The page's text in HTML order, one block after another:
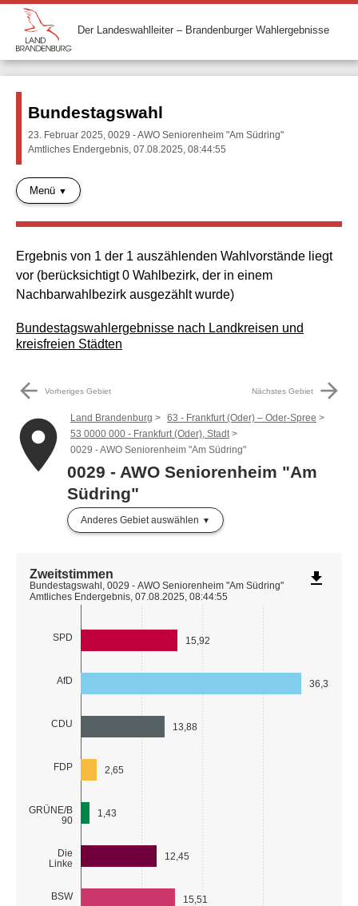
Der Landeswahlleiter – Brandenburger Wahlergebnisse
Bundestagswahl
23. Februar 2025, 0029 - AWO Seniorenheim "Am Südring"
Amtliches Endergebnis, 07.08.2025, 08:44:55
Menü
Ergebnis von 1 der 1 auszählenden Wahlvorstände liegt
vor (berücksichtigt 0 Wahlbezirk, der in einem
Nachbarwahlbezirk ausgezählt wurde)
Bundestagswahlergebnisse nach Landkreisen und
kreisfreien Städten
arrow_back Vorheriges Gebiet Nächstes Gebiet arrow_forward
place Land Brandenburg
63 - Frankfurt (Oder) – Oder-Spree
53 0000 000 - Frankfurt (Oder), Stadt
0029 - AWO Seniorenheim "Am Südring"
0029 - AWO Seniorenheim "Am
Südring"
Anderes Gebiet auswählen
SPD
AfD
CDU
FDP
GRÜNE/B
90
Die
Linke
BSW
15,92
36,33
13,88
2,65
1,43
12,45
15,51
Zweitstimmen
Bundestagswahl, 0029 - AWO Seniorenheim "Am Südring"
Amtliches Endergebnis, 07.08.2025, 08:44:55
file_download